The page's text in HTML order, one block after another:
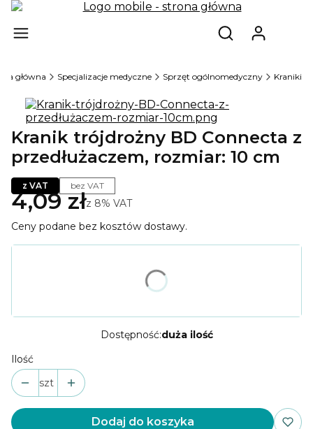
Otwórz
główna Specjalizacje medyczne Sprzęt ogólnomedyczny Kraniki
Kranik trójdrożny BD Connecta z
przedłużaczem, rozmiar: 10 cm
z VAT bez VAT
4,09 złz 8% VAT
Ceny podane bez kosztów dostawy.
Poszczególne warianty mogą różnić się ceną
Dostępność:duża ilość
Ilość
szt
Dodaj do koszyka